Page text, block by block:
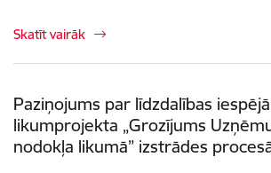
Skatīt vairāk
Paziņojums par līdzdalības
likumprojekta „Grozījums
nodokļa likumā” izstrādes